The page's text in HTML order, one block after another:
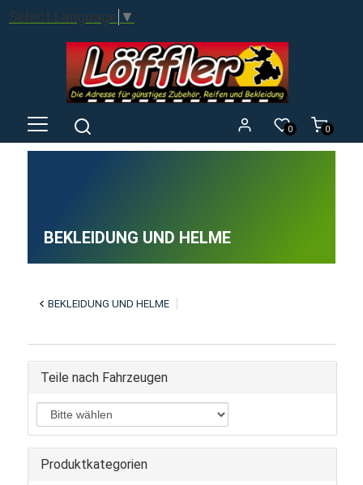
Select Language ▼
0
0
BEKLEIDUNG UND HELME
BEKLEIDUNG UND HELME
Teile nach Fahrzeugen
Produktkategorien